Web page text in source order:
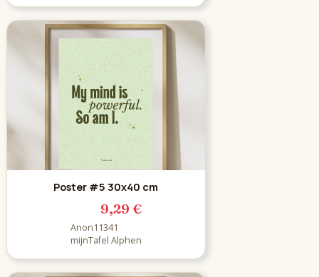
Poster #5 30x40 cm
9,29 €
Anon11341
mijnTafel Alphen